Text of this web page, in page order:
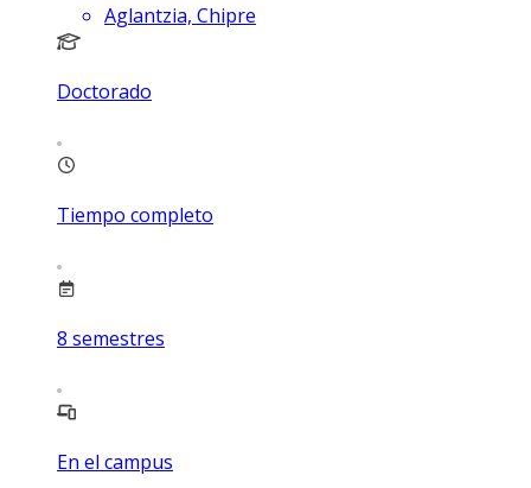
Aglantzia, Chipre
Doctorado
Tiempo completo
8 semestres
En el campus